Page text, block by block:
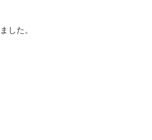
した。